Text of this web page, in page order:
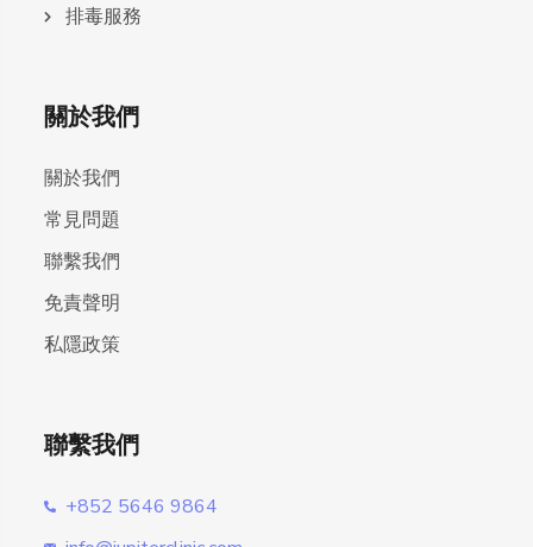
排毒服務
關於我們
關於我們
常見問題
聯繫我們
免責聲明
私隱政策
聯繫我們
+852 5646 9864